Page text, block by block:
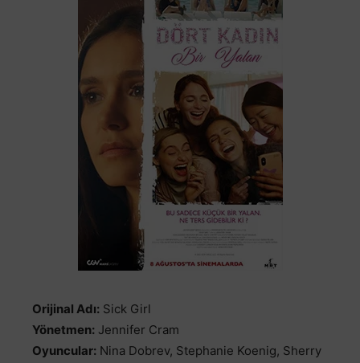
Orijinal Adı: Sick Girl
Yönetmen: Jennifer Cram
Oyuncular: Nina Dobrev, Stephanie Koenig, Sherry